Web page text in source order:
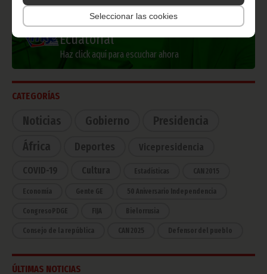
Seleccionar las cookies
Radio Nacional de Guinea
Ecuatorial
Haz click aquí para escuchar ahora
CATEGORÍAS
Noticias Gobierno
Presidencia
África
Deportes Vicepresidencia
COVID-19 Cultura Estadísticas CAN 2015
Economía Gente GE 50 Aniversario Independencia
CongresoPDGE FIJA Bielorrusia
Consejo de la república CAN 2025 Defensor del pueblo
ÚLTIMAS NOTICIAS